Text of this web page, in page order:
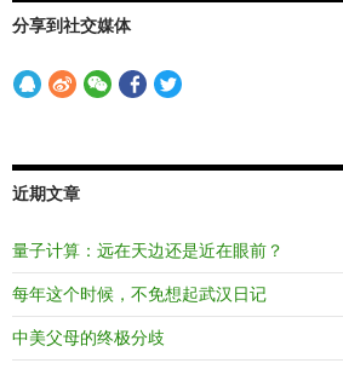
分享到社交媒体
近期文章
量子计算：远在天边还是近在眼前？
每年这个时候，不免想起武汉日记
中美父母的终极分歧